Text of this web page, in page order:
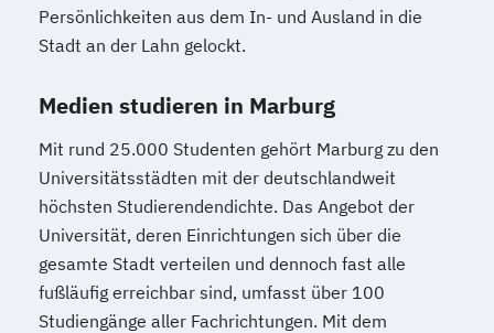
Persönlichkeiten aus dem In- und Ausland in die
Stadt an der Lahn gelockt.
Medien studieren in Marburg
Mit rund 25.000 Studenten gehört Marburg zu den
Universitätsstädten mit der deutschlandweit
höchsten Studierendendichte. Das Angebot der
Universität, deren Einrichtungen sich über die
gesamte Stadt verteilen und dennoch fast alle
fußläufig erreichbar sind, umfasst über 100
Studiengänge aller Fachrichtungen. Mit dem